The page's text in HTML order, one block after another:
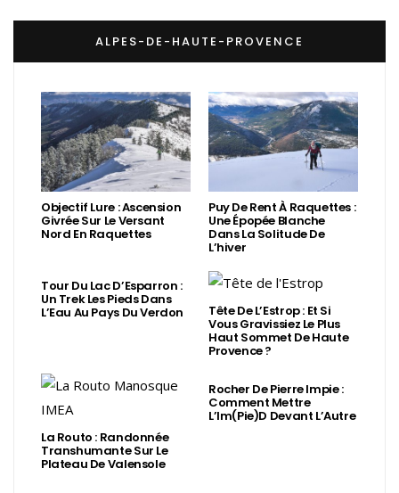
ALPES-DE-HAUTE-PROVENCE
Objectif Lure : Ascension
Givrée Sur Le Versant
Nord En Raquettes
Puy De Rent À Raquettes :
Une Épopée Blanche
Dans La Solitude De
L’hiver
Tour Du Lac D’Esparron :
Un Trek Les Pieds Dans
L’Eau Au Pays Du Verdon Tête De L’Estrop : Et Si
Vous Gravissiez Le Plus
Haut Sommet De Haute
Provence ?
La Routo : Randonnée
Transhumante Sur Le
Plateau De Valensole
Rocher De Pierre Impie :
Comment Mettre
L’Im(Pie)d Devant L’Autre